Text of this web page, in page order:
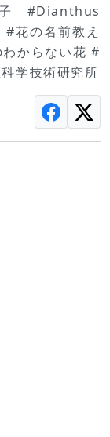
#Dianthus
花の名前教え
からない花 #
学技術研究所